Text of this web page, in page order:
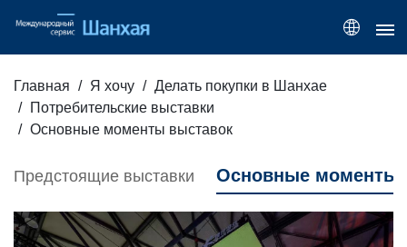
Главная Я хочу
Делать покупки в Шанхае
Потребительские выставки
Основные моменты выставок
Предстоящие выставки Основные моменты